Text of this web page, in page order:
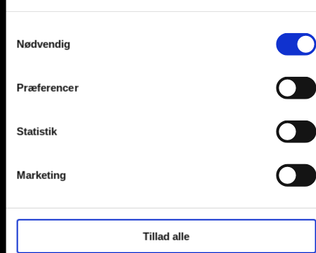
Nødvendig
Præferencer
Statistik
Marketing
Tillad alle